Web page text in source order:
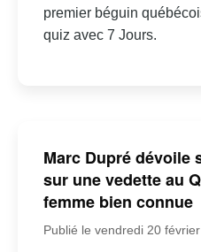
premier béguin
quiz avec 7 Jours.
Marc Dupré dévoile
sur une vedette au
femme bien connue
Publié le vendredi 20